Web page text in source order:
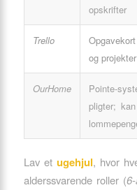
opskrifter
Trello
og projekter
OurHome
Pointe-
pligter;
Lav et ugehjul, hvor
alderssvarende roller (